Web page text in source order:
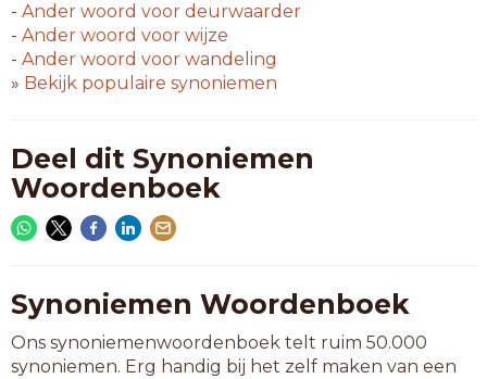
- Ander woord voor deurwaarder
- Ander woord voor wijze
- Ander woord voor wandeling
» Bekijk populaire synoniemen
Deel dit Synoniemen
Woordenboek
Synoniemen Woordenboek
Ons synoniemenwoordenboek telt ruim 50.000
synoniemen. Erg handig bij het zelf maken van een